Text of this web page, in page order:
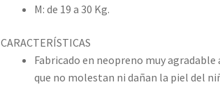
M: de 19 a 30 Kg.
CARACTERÍSTICAS
Fabricado en neopreno muy
que no molestan ni dañan la piel del